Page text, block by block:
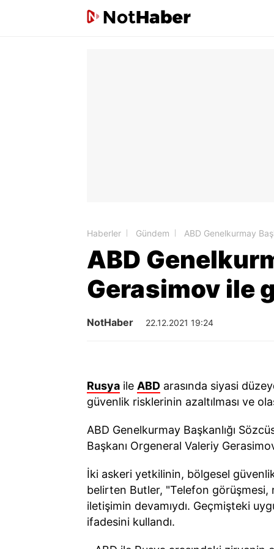
Haberler Gündem ABD Genelkurmay
ABD
Gerasimov ile
NotHaber 22.12.2021 19:24
Rusya ile ABD arasında siyasi
güvenlik risklerinin azaltılması ve
ABD Genelkurmay Başkanlığı
Başkanı Orgeneral Valeriy
İki askeri yetkilinin, bölgesel
belirten Butler, "Telefon görüşmesi,
iletişimin devamıydı. Geçmişteki
ifadesini kullandı.